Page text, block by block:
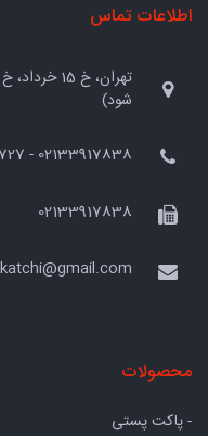
اطلاعات تماس
شود)
02133917838 - 09012711727
02133917838
محصولات
- پاکت پستی